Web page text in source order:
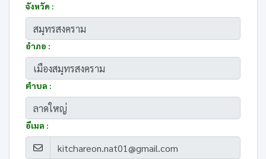
จังหวัด :
อำภอ :
ตำบล :
อีเมล :